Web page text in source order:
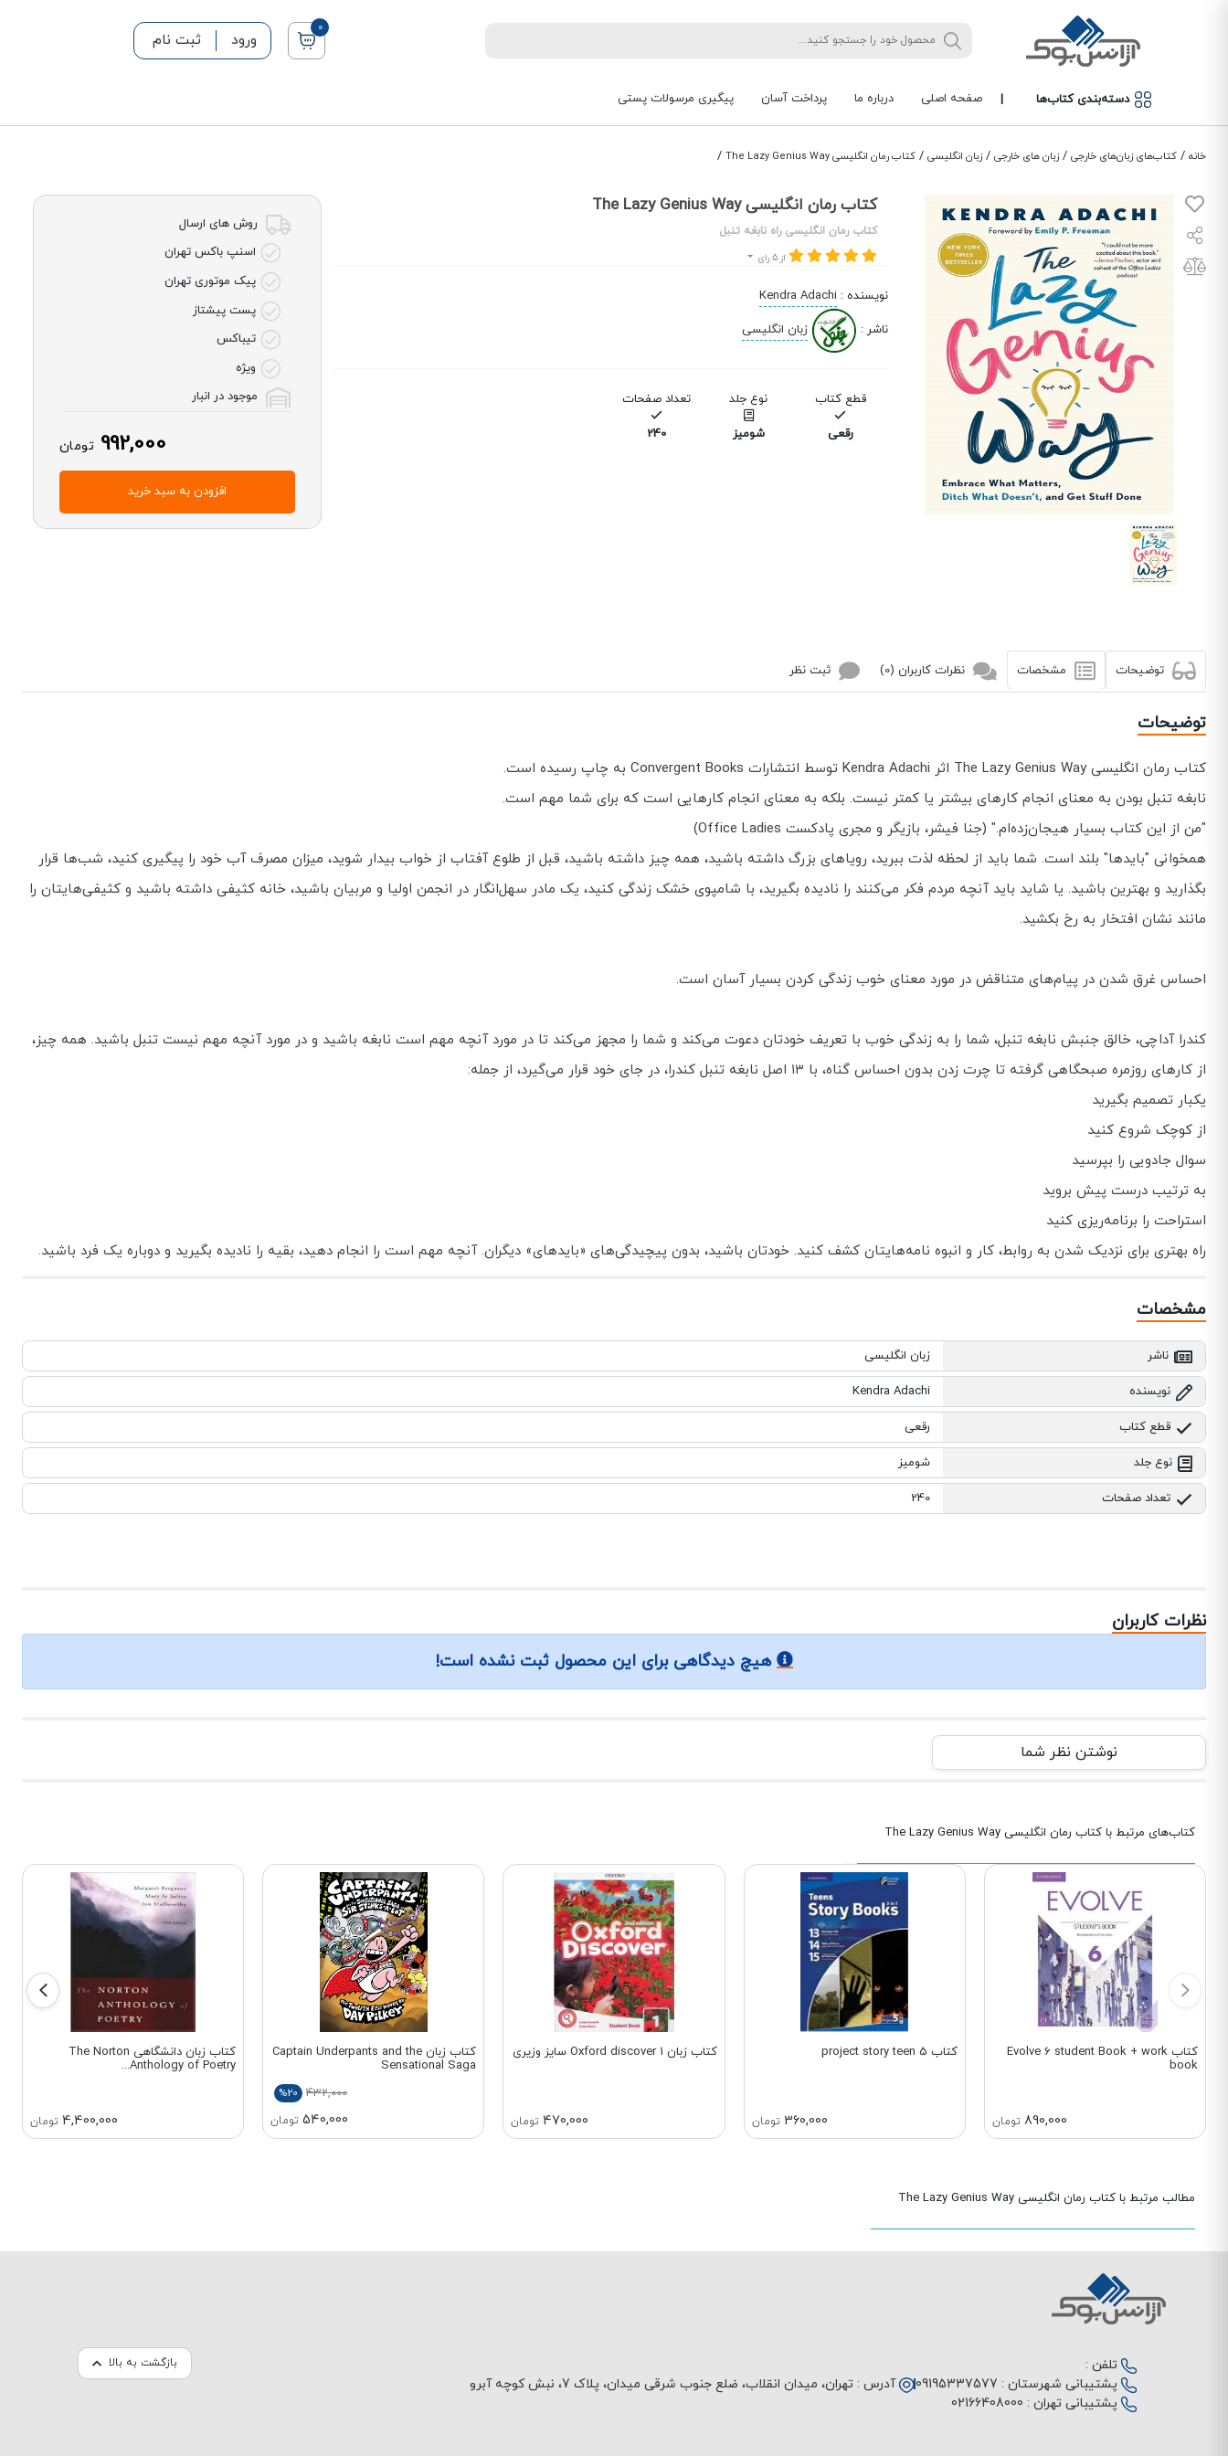
0
ورود ثبت نام
دسته‌بندی کتاب‌ها | صفحه اصلی درباره ما پرداخت آسان پیگیری مرسولات پستی
خانه / کتاب‌های زبان‌های خارجی / زبان های خارجی / زبان انگلیسی / کتاب رمان انگلیسی The Lazy Genius Way /
کتاب رمان انگلیسی The Lazy Genius Way
کتاب رمان انگلیسی راه نابغه تنبل
از 5 رای
نویسنده :
Kendra Adachi
ناشر : زبان انگلیسی
قطع کتاب
رقعی
نوع جلد
شومیز
تعداد صفحات
240
روش های ارسال
اسنپ باکس تهران
پیک موتوری تهران
پست پیشتاز
تیباکس
ویژه
موجود در انبار
992,000 تومان
افزودن به سبد خرید
توضیحات مشخصات نظرات کاربران (0) ثبت نظر
توضیحات
کتاب رمان انگلیسی The Lazy Genius Way اثر Kendra Adachi توسط انتشارات Convergent Books به چاپ رسیده است.
نابغه تنبل بودن به معنای انجام کارهای بیشتر یا کمتر نیست. بلکه به معنای انجام کارهایی است که برای شما مهم است.
"من از این کتاب بسیار هیجان‌زده‌ام." (جنا فیشر، بازیگر و مجری پادکست Office Ladies)
همخوانی "بایدها" بلند است. شما باید از لحظه لذت ببرید، رویاهای بزرگ داشته باشید، همه چیز داشته باشید، قبل از طلوع آفتاب از خواب بیدار شوید، میزان مصرف آب خود را پیگیری کنید، شب‌ها قرار
بگذارید و بهترین باشید. یا شاید باید آنچه مردم فکر می‌کنند را نادیده بگیرید، با شامپوی خشک زندگی کنید، یک مادر سهل‌انگار در انجمن اولیا و مربیان باشید، خانه کثیفی داشته باشید و کثیفی‌هایتان را
مانند نشان افتخار به رخ بکشید.
احساس غرق شدن در پیام‌های متناقض در مورد معنای خوب زندگی کردن بسیار آسان است.
کندرا آداچی، خالق جنبش نابغه تنبل، شما را به زندگی خوب با تعریف خودتان دعوت می‌کند و شما را مجهز می‌کند تا در مورد آنچه مهم است نابغه باشید و در مورد آنچه مهم نیست تنبل باشید. همه چیز،
از کارهای روزمره صبحگاهی گرفته تا چرت زدن بدون احساس گناه، با ۱۳ اصل نابغه تنبل کندرا، در جای خود قرار می‌گیرد، از جمله:
یکبار تصمیم بگیرید
از کوچک شروع کنید
سوال جادویی را بپرسید
به ترتیب درست پیش بروید
استراحت را برنامه‌ریزی کنید
راه بهتری برای نزدیک شدن به روابط، کار و انبوه نامه‌هایتان کشف کنید. خودتان باشید، بدون پیچیدگی‌های «بایدهای» دیگران. آنچه مهم است را انجام دهید، بقیه را نادیده بگیرید و دوباره یک فرد باشید.
مشخصات
ناشر زبان انگلیسی
نویسنده Kendra Adachi
قطع کتاب رقعی
نوع جلد شومیز
تعداد صفحات 240
نظرات کاربران
هیچ دیدگاهی برای این محصول ثبت نشده است!
نوشتن نظر شما
کتاب‌های مرتبط با کتاب رمان انگلیسی The Lazy Genius Way
کتاب Evolve 6 student Book + work
book
890,000 تومان
کتاب project story teen 5
360,000 تومان
کتاب زبان Oxford discover 1 سایز وزیری
470,000 تومان
کتاب زبان Captain Underpants and the
Sensational Saga
432,000
%20
540,000 تومان
کتاب زبان دانشگاهی The Norton
Anthology of Poetry...
4,400,000 تومان
مطالب مرتبط با کتاب رمان انگلیسی The Lazy Genius Way
بازگشت به بالا
تلفن :
پشتیبانی شهرستان : 09195337577
پشتیبانی تهران : 02166408000
آدرس : تهران، میدان انقلاب، ضلع جنوب شرقی میدان، پلاک 7، نبش کوچه آبرو